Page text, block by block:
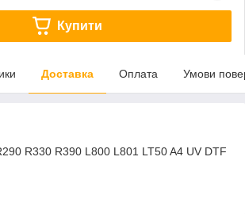
Купити
Доставка Оплата Умови
R330 R390 L800 L801 LT50 A4 UV DTF